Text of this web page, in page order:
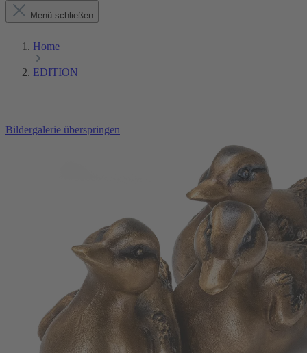
Menü schließen
Home
EDITION
Bildergalerie überspringen